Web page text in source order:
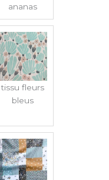
ananas
tissu fleurs
bleus